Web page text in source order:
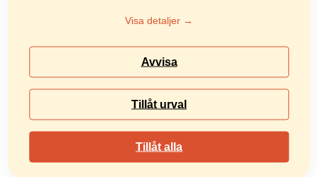
Visa detaljer →
Avvisa
Tillåt urval
Tillåt alla
MVH-eR60
MVH-208
MVB-85H
MVB-152H